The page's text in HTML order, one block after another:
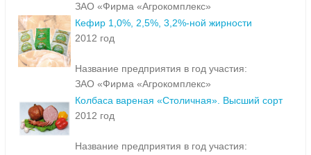
ЗАО «Фирма «Агрокомплекс»
Кефир 1,0%, 2,5%, 3,2%-ной жирности
2012 год
Название предприятия в год участия:
ЗАО «Фирма «Агрокомплекс»
Колбаса вареная «Столичная». Высший сорт
2012 год
Название предприятия в год участия: